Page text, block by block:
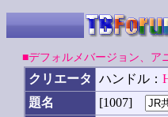
■デフォルメバージョン、ア
クリエータ ハンドル：
題名
[1007]